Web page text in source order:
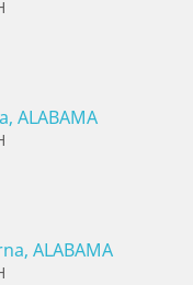
ALABAMA
ALABAMA